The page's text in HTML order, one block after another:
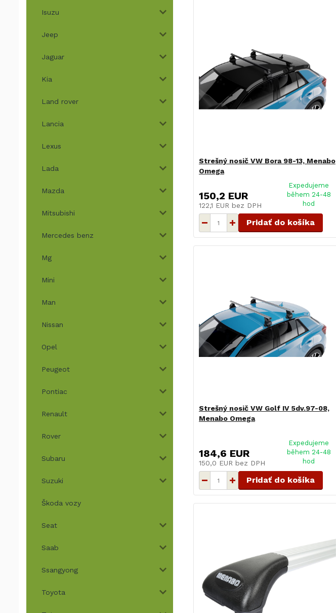
Isuzu
Jeep
Jaguar
Kia
Land rover
Lancia
Lexus
Lada
Mazda
Mitsubishi
Mercedes benz
Mg
Mini
Man
Nissan
Opel
Peugeot
Pontiac
Renault
Rover
Subaru
Suzuki
Škoda vozy
Seat
Saab
Ssangyong
Toyota
Strešný nosič VW Bora 98-13, Menabo
Omega
150,2 EUR
122,1 EUR bez DPH
Expedujeme
během 24-48
hod
Pridať do košíka
Strešný nosič VW Golf IV 5dv.97-08,
Menabo Omega
184,6 EUR
150,0 EUR bez DPH
Expedujeme
během 24-48
hod
Pridať do košíka